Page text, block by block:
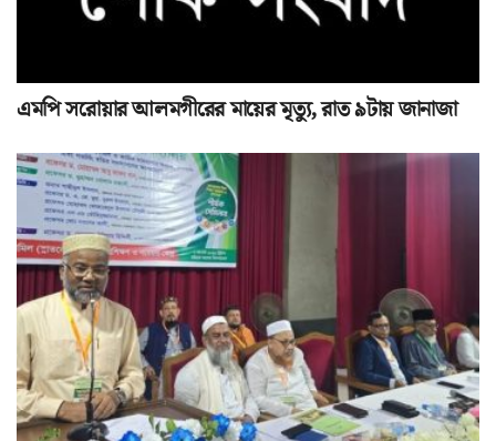
এমপি সরোয়ার আলমগীরের মায়ের মৃত্যু, রাত ৯টায় জানাজা